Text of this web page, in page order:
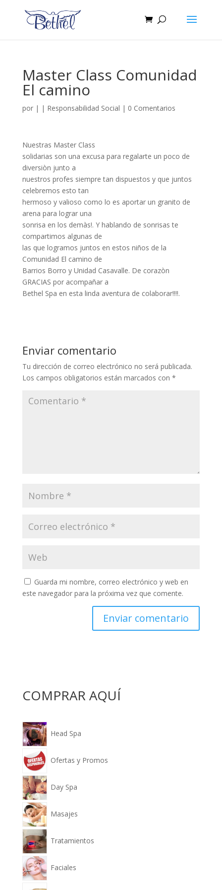
Master Class Comunidad
El camino
por | | Responsabilidad Social | 0 Comentarios
Nuestras Master Class
solidarias son una excusa para regalarte un poco de
diversiòn junto a
nuestros profes siempre tan dispuestos y que juntos
celebremos esto tan
hermoso y valioso como lo es aportar un granito de
arena para lograr una
sonrisa en los demàs!. Y hablando de sonrisas te
compartimos algunas de
las que logramos juntos en estos niños de la
Comunidad El camino de
Barrios Borro y Unidad Casavalle. De corazòn
GRACIAS por acompañar a
Bethel Spa en esta linda aventura de colaborar!!!!.
Enviar comentario
Tu dirección de correo electrónico no será publicada.
Los campos obligatorios están marcados con *
Guarda mi nombre, correo electrónico y web en
este navegador para la próxima vez que comente.
COMPRAR AQUÍ
Head Spa
Ofertas y Promos
Day Spa
Masajes
Tratamientos
Faciales